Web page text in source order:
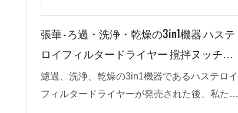
張華 - ろ過・洗浄・乾燥の3in1機器 ハステ
ロイフィルタードライヤー 撹拌ヌッチェ
フィルタードライヤー
濾過、洗浄、乾燥の3in1機器であるハステロイ
フィルタードライヤーが発売された後、私たち